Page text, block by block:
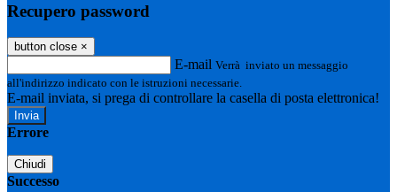
Recupero password
button close ×
E-mail Verrà inviato un messaggio
all'indirizzo indicato con le istruzioni necessarie.
E-mail inviata, si prega di controllare la casella di posta elettronica!
Errore
Chiudi
Successo